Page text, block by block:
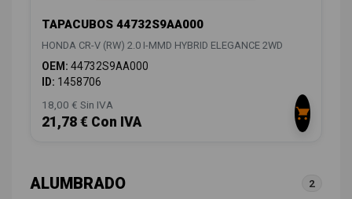
TAPACUBOS 44732S9AA000
HONDA CR-V (RW) 2.0 I-MMD HYBRID ELEGANCE 2WD
OEM: 44732S9AA000
ID: 1458706
18,00 € Sin IVA
21,78 € Con IVA
ALUMBRADO 2